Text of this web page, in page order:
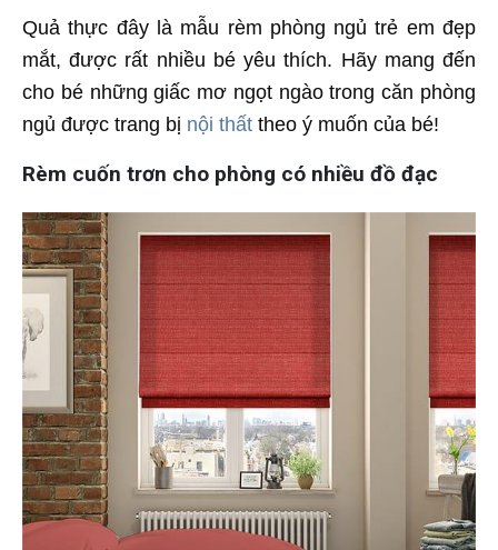
Quả thực đây là mẫu rèm phòng ngủ trẻ em đẹp
mắt, được rất nhiều bé yêu thích. Hãy mang đến
cho bé những giấc mơ ngọt ngào trong căn phòng
ngủ được trang bị nội thất theo ý muốn của bé!
Rèm cuốn trơn cho phòng có nhiều đồ đạc